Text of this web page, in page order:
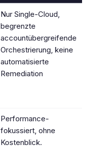
Nur Single-Cloud,
begrenzte
accountübergreifende
Orchestrierung, keine
automatisierte
Remediation
Performance-
fokussiert, ohne
Kostenblick.